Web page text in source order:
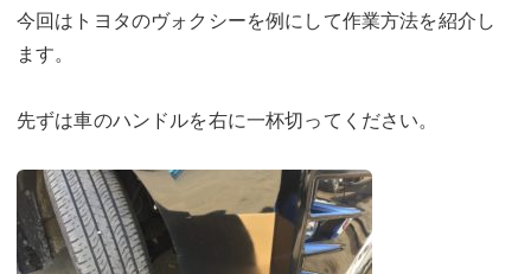
今回はトヨタのヴォクシーを例にして作業方法を紹介し
ます。
先ずは車のハンドルを右に一杯切ってください。